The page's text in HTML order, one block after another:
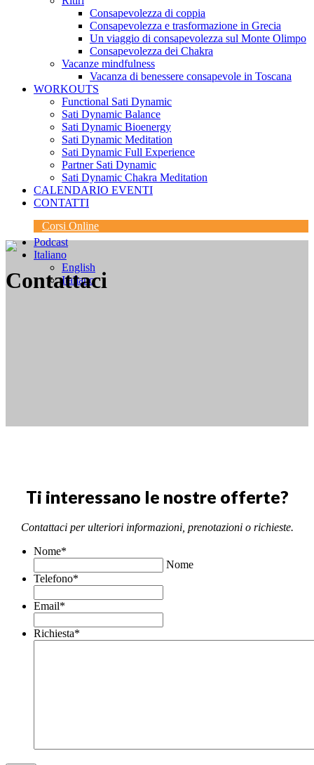
Consapevolezza di coppia
Consapevolezza e trasformazione in Grecia
Un viaggio di consapevolezza sul Monte Olimpo
Consapevolezza dei Chakra
Vacanze mindfulness
Vacanza di benessere consapevole in Toscana
WORKOUTS
Functional Sati Dynamic
Sati Dynamic Balance
Sati Dynamic Bioenergy
Sati Dynamic Meditation
Sati Dynamic Full Experience
Partner Sati Dynamic
Sati Dynamic Chakra Meditation
CALENDARIO EVENTI
CONTATTI
Corsi Online
Podcast
Italiano
English
Italiano
Contattaci
Ti interessano le nostre offerte?
Contattaci per ulteriori informazioni, prenotazioni o richieste.
Nome*
Nome
Telefono*
Email*
Richiesta*